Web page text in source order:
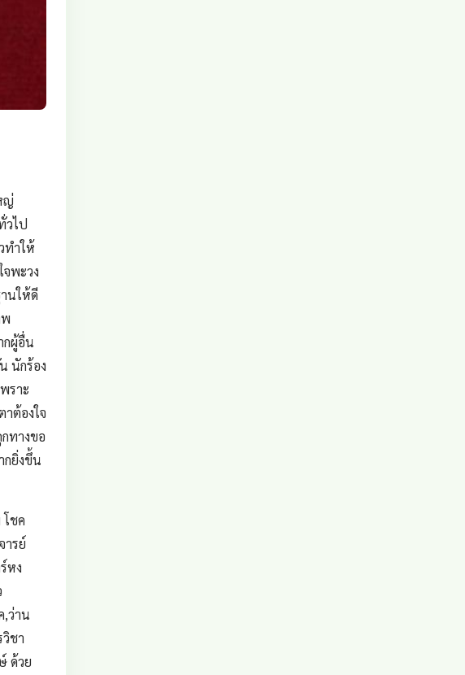
ญ่
วไป
ทำให้
พะวง
นให้ดี
กผู้อื่น
นักร้อง
ราะ
ต้องใจ
ทางขอ
กยิ่งขึ้น
ชค
ารย์
หง
,ว่าน
ชา
ด้วย